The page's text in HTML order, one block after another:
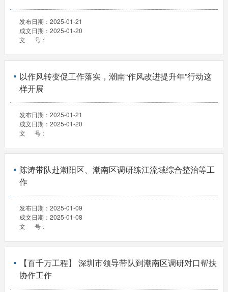
发布日期： 2025-01-21
成文日期： 2025-01-20
文 号：
以作风转变促工作落实，潮南“作风改进提升年”行动这
样开展
发布日期： 2025-01-21
成文日期： 2025-01-20
文 号：
陈涛带队赴潮阳区、潮南区调研练江流域综合整治等工
作
发布日期： 2025-01-09
成文日期： 2025-01-08
文 号：
【百千万工程】 深圳市领导带队到潮南区调研对口帮扶
协作工作